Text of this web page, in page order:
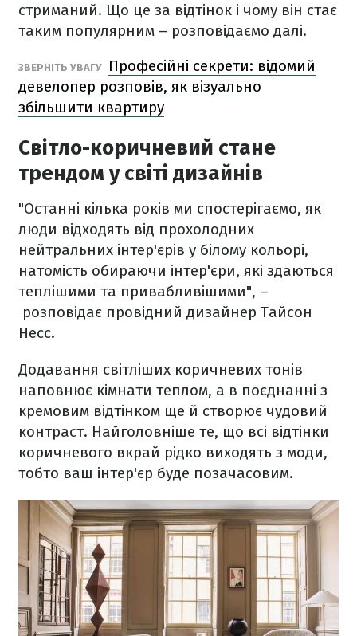
стриманий. Що це за відтінок і чому він стає
таким популярним – розповідаємо далі.
ЗВЕРНІТЬ УВАГУ
Професійні секрети: відомий
девелопер розповів, як візуально
збільшити квартиру
Світло-коричневий стане
трендом у світі дизайнів
"Останні кілька років ми спостерігаємо, як
люди відходять від прохолодних
нейтральних інтер'єрів у білому кольорі,
натомість обираючи інтер'єри, які здаються
теплішими та привабливішими", –
розповідає провідний дизайнер Тайсон
Несс.
Додавання світліших коричневих тонів
наповнює кімнати теплом, а в поєднанні з
кремовим відтінком ще й створює чудовий
контраст. Найголовніше те, що всі відтінки
коричневого вкрай рідко виходять з моди,
тобто ваш інтер'єр буде позачасовим.